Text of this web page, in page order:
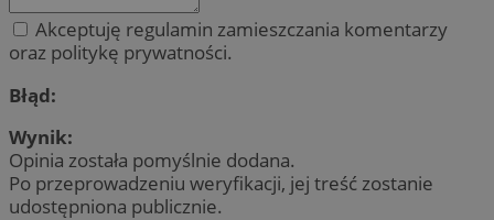
Akceptuję regulamin zamieszczania komentarzy
oraz politykę prywatności.
Błąd:
Wynik:
Opinia została pomyślnie dodana.
Po przeprowadzeniu weryfikacji, jej treść zostanie
udostępniona publicznie.